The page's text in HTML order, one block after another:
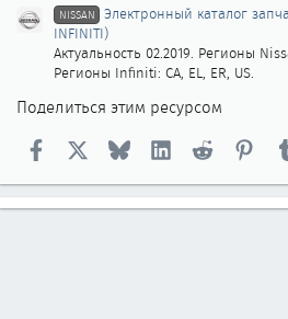
NISSAN
Электронный каталог
INFINITI)
Актуальность 02.2019. Регионы
Регионы Infiniti: CA, EL, ER, US.
Поделиться этим ресурсом
Facebook BlueskyLinkedInReddit